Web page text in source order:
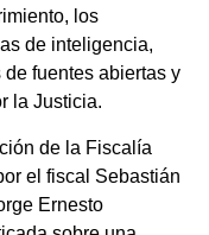
los
de inteligencia,
fuentes abiertas y
la Justicia.
de la Fiscalía
el fiscal Sebastián
Ernesto